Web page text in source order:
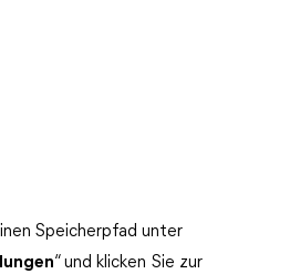
Speicherpfad unter
“ und klicken Sie zur